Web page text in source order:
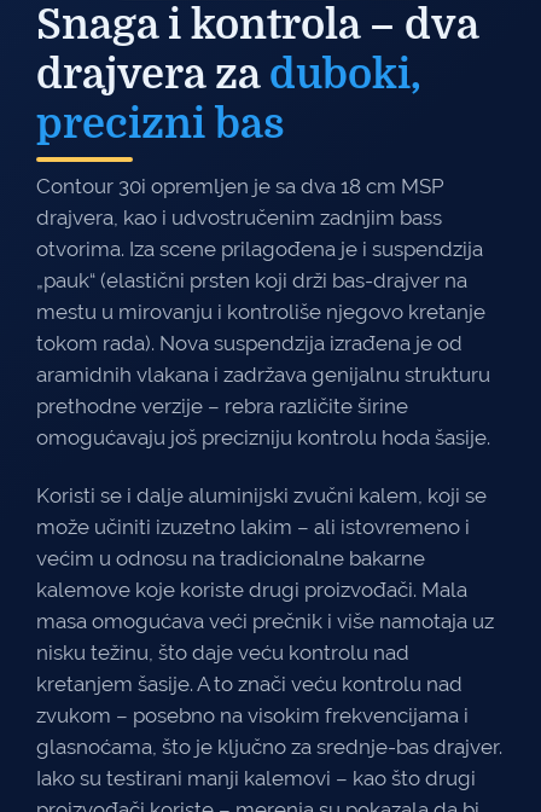
Snaga i kontrola – dva
drajvera za duboki,
precizni bas
Contour 30i opremljen je sa dva 18 cm MSP
drajvera, kao i udvostručenim zadnjim bass
otvorima. Iza scene prilagođena je i suspendzija
„pauk“ (elastični prsten koji drži bas-drajver na
mestu u mirovanju i kontroliše njegovo kretanje
tokom rada). Nova suspendzija izrađena je od
aramidnih vlakana i zadržava genijalnu strukturu
prethodne verzije – rebra različite širine
omogućavaju još precizniju kontrolu hoda šasije.
Koristi se i dalje aluminijski zvučni kalem, koji se
može učiniti izuzetno lakim – ali istovremeno i
većim u odnosu na tradicionalne bakarne
kalemove koje koriste drugi proizvođači. Mala
masa omogućava veći prečnik i više namotaja uz
nisku težinu, što daje veću kontrolu nad
kretanjem šasije. A to znači veću kontrolu nad
zvukom – posebno na visokim frekvencijama i
glasnoćama, što je ključno za srednje-bas drajver.
Iako su testirani manji kalemovi – kao što drugi